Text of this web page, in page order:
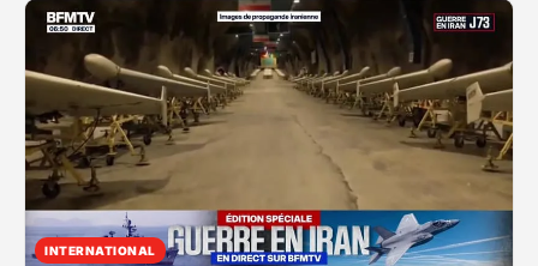
INTERNATIONAL